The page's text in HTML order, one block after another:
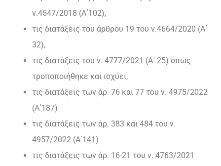
ν.4547/2018 (Α΄102),
τις διατάξεις του άρθρου 19 του ν.4664/2020 (Α΄
32),
τις διατάξεις του ν. 4777/2021 (Α΄ 25) όπως
τροποποιήθηκε και ισχύει,
τις διατάξεις των άρ. 76 και 77 του ν. 4975/2022
(Α΄187)
τις διατάξεις των άρ. 383 και 484 του ν.
4957/2022 (Α΄141)
τις διατάξεις των άρ. 16-21 του ν. 4763/2021